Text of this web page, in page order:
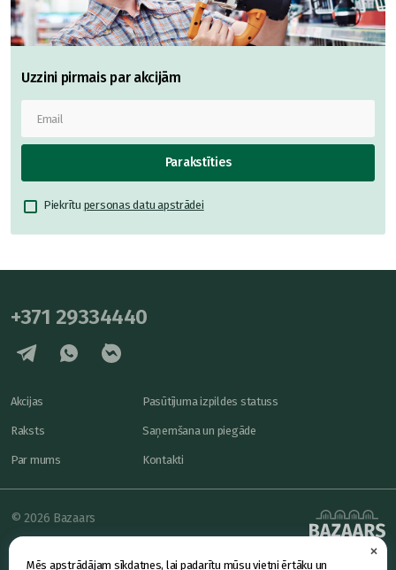
×
Mēs apstrādājam sīkdatnes, lai padarītu mūsu vietni ērtāku un
Uzzini pirmais par akcijām
Parakstīties
Piekrītu personas datu apstrādei
+371 29334440
Akcijas
Raksts
Par mums
Pasūtījuma izpildes statuss
Saņemšana un piegāde
Kontakti
powered by
© 2026 Bazaars
Konfidencialitāte